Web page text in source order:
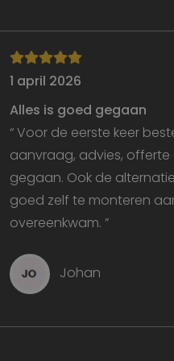
1 april 2026
Alles is goed gegaan
“ Voor de eerste keer
aanvraag, advies,
gegaan. Ook de
goed zelf te monteren
overeenkwam. ”
Johan
Strikt noodzakelijke
gebruikersaanmelding
website kan niet goed
strikt noodzakelijke
Naam